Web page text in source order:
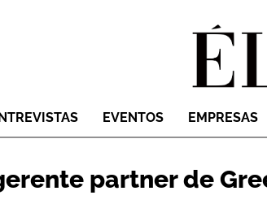
EVENTOS EMPRESAS
partner de